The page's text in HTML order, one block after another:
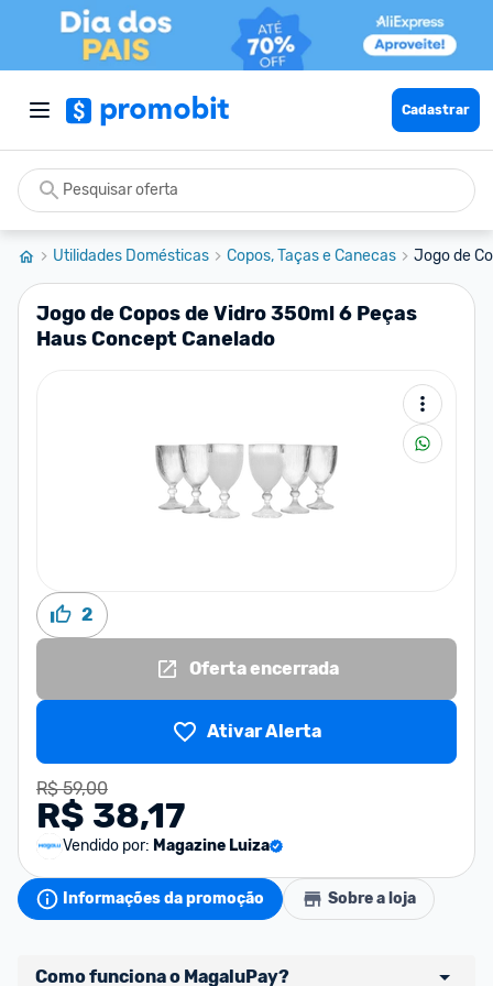
Cadastrar
Utilidades Domésticas Copos, Taças e Canecas Jogo de
Jogo de Copos de Vidro 350ml 6 Peças
Haus Concept Canelado
2
Oferta encerrada
Ativar Alerta
R$ 59,00
R$ 38,17
Vendido por: Magazine Luiza
Informações da promoção Sobre a loja
Como funciona o MagaluPay?